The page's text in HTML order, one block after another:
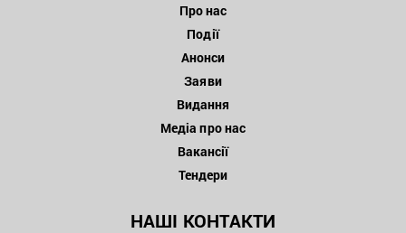
Про нас
Події
Анонси
Заяви
Видання
Медіа про нас
Вакансії
Тендери
НАШІ КОНТАКТИ